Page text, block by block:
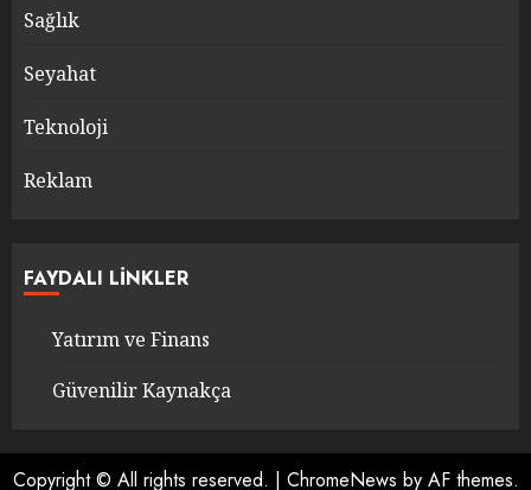
Sağlık
Seyahat
Teknoloji
Reklam
FAYDALI LINKLER
Yatırım ve Finans
Güvenilir Kaynakça
Copyright © All rights reserved. | ChromeNews by AF themes.